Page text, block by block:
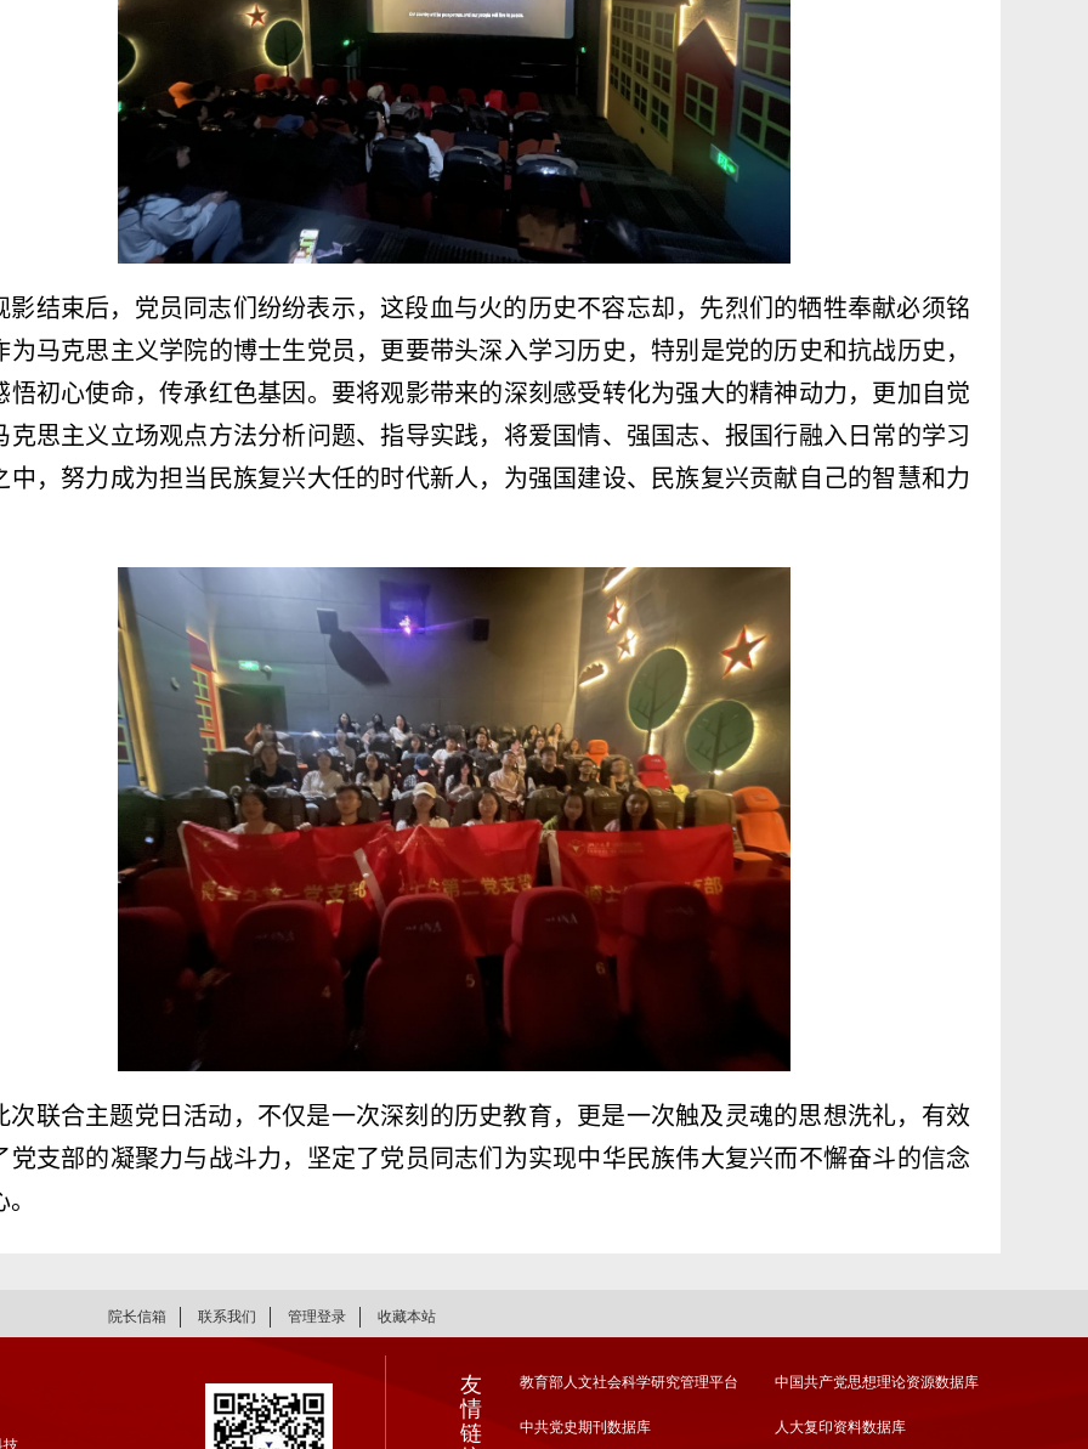
影结束后，党员同志们纷纷表示，这段血与火的历史不容忘却，先烈们的牺牲奉献必须铭
为马克思主义学院的博士生党员，更要带头深入学习历史，特别是党的历史和抗战历史，
悟初心使命，传承红色基因。要将观影带来的深刻感受转化为强大的精神动力，更加自觉
克思主义立场观点方法分析问题、指导实践，将爱国情、强国志、报国行融入日常的学习
中，努力成为担当民族复兴大任的时代新人，为强国建设、民族复兴贡献自己的智慧和力
次联合主题党日活动，不仅是一次深刻的历史教育，更是一次触及灵魂的思想洗礼，有效
党支部的凝聚力与战斗力，坚定了党员同志们为实现中华民族伟大复兴而不懈奋斗的信念
院长信箱 联系我们 管理登录 收藏本站
技
友
情
链
教育部人文社会科学研究管理平台 中国共产党思想理论资源数据库
中共党史期刊数据库 人大复印资料数据库